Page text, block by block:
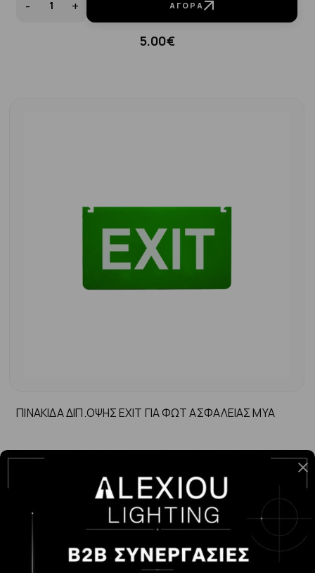
- + ΑΓΟΡΆ
5.00€
ΠΙΝΑΚΙΔΑ ΔΙΠ.ΟΨΗΣ ΕΧΙΤ ΓΙΑ ΦΩΤ ΑΣΦΑΛΕΙΑΣ MYA
ΑΓΟΡΆ
7.00€